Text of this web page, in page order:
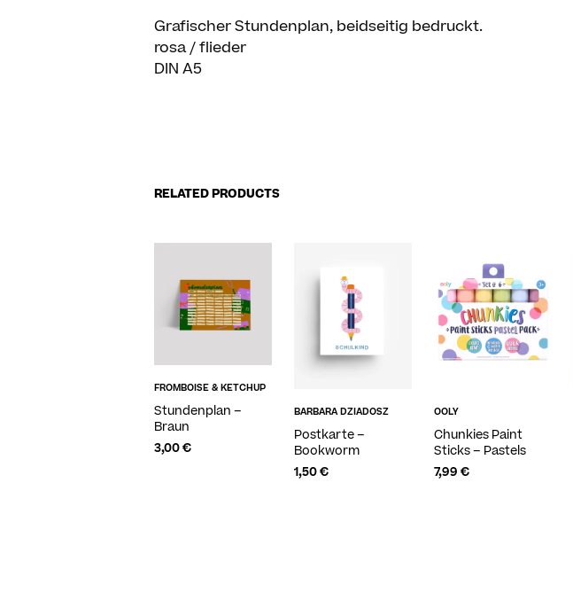
Grafischer Stundenplan, beidseitig bedruckt.
rosa / flieder
DIN A5
RELATED PRODUCTS
FROMBOISE & KETCHUP
Stundenplan –
Braun
3,00€
BARBARA DZIADOSZ
Postkarte –
Bookworm
1,50€
OOLY
Chunkies Paint
Sticks – Pastels
7,99€